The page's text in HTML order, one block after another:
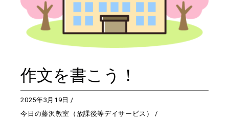
作文を書こう！
2025年3月19日
今日の藤沢教室（放課後等デイサービス）